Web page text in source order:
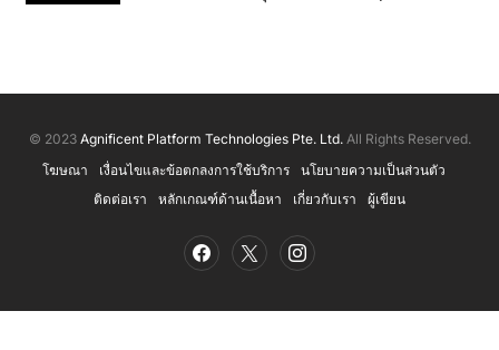
© 2023 Agnificent Platform Technologies Pte. Ltd.All Rights Reserved.
โฆษณา เงื่อนไขและข้อตกลงการใช้บริการ
นโยบายความเป็นส่วนตัว
ติดต่อเรา
หลักเกณฑ์ด้านเนื้อหา เกี่ยวกับเรา ผู้เขียน